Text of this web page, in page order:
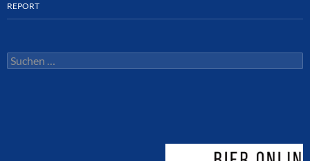
REPORT
Suchen
nach: